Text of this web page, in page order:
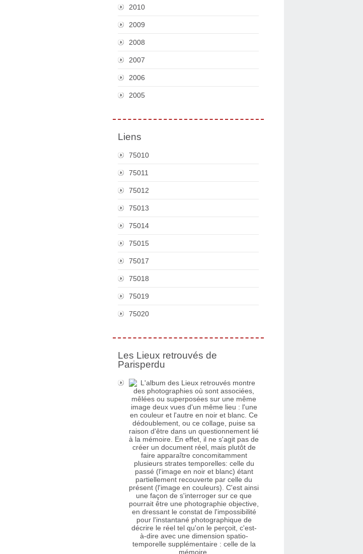
2010
2009
2008
2007
2006
2005
Liens
75010
75011
75012
75013
75014
75015
75017
75018
75019
75020
Les Lieux retrouvés de
Parisperdu